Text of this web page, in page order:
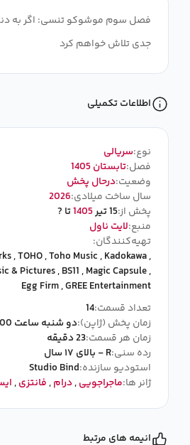
فصل سوم موشوکو تنسی: اگر به
جدی تلاش خواهم کرد
اطلاعات تکمیلی
نوع:سریالی
فصل:تابستان 1405
وضعیت:درحال پخش
سال ساخت میلادی:2026
پخش از:15 تیر 1405تا ?
منبع:لایت ناول
تهیه‌کنندگان:
,TOHO,Toho Music,Kadokawa,
& Pictures,BS11,Magic Capsule,
Egg Firm,GREE Entertainment
تعداد قسمت:14
زمان پخش (ژاپن):دو شنبه ساعت 00:00
زمان هر قسمت:23 دقیقه
رده سنی:R - بالای ۱۷ سال
استودیو سازنده:Studio Bind
ژانر ها:ماجراجویی,درام,فانتزی,
انیمه های مرتبط